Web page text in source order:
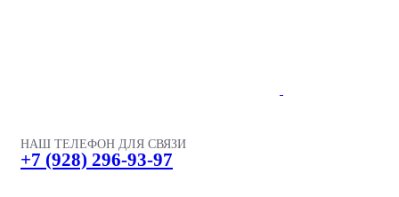
НАШ ТЕЛЕФОН ДЛЯ СВЯЗИ
+7 (928) 296-93-97